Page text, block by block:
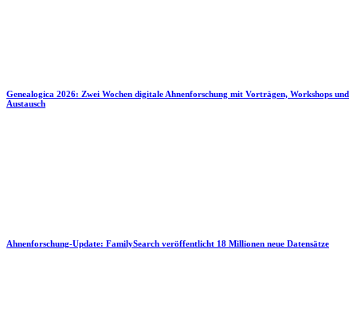
Genealogica 2026: Zwei Wochen digitale Ahnenforschung mit Vorträgen, Workshops und
Austausch
Ahnenforschung-Update: FamilySearch veröffentlicht 18 Millionen neue Datensätze